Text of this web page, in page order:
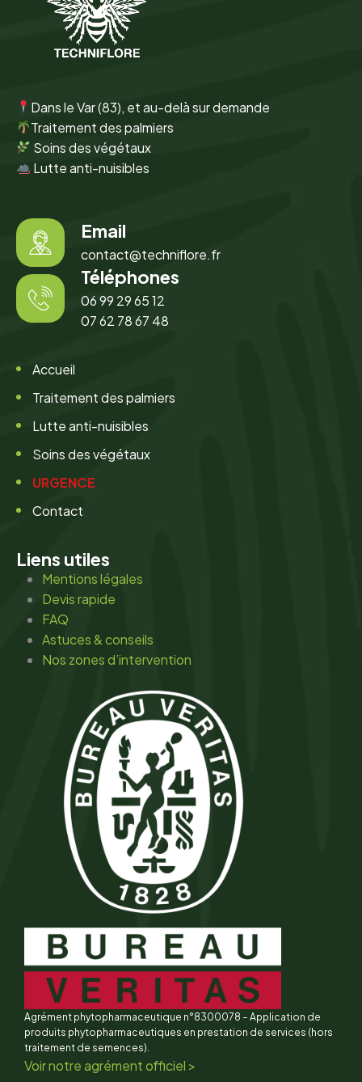
Dans le Var (83), et au-delà sur demande
Traitement des palmiers
Soins des végétaux
Lutte anti-nuisibles
Email
contact@techniflore.fr
Téléphones
06 99 29 65 12
07 62 78 67 48
Accueil
Traitement des palmiers
Lutte anti-nuisibles
Soins des végétaux
URGENCE
Contact
Liens utiles
Mentions légales
Devis rapide
FAQ
Astuces & conseils
Nos zones d’intervention
Agrément phytopharmaceutique n°8300078 – Application de
produits phytopharmaceutiques en prestation de services (hors
traitement de semences).
Voir notre agrément officiel >